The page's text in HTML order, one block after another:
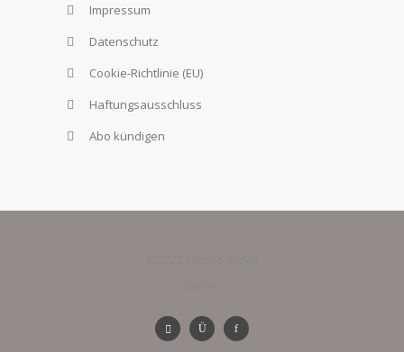
Impressum
Datenschutz
Cookie-Richtlinie (EU)
Haftungsausschluss
Abo kündigen